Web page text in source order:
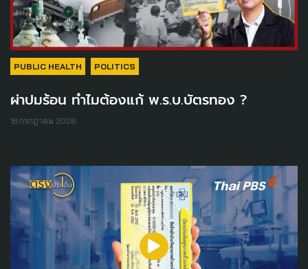
PUBLIC HEALTH POLITICS
ผ่าปมร้อน ทำไมต้องแก้ พ.ร.บ.บัตรทอง ?
18 กรกฎาคม 2026